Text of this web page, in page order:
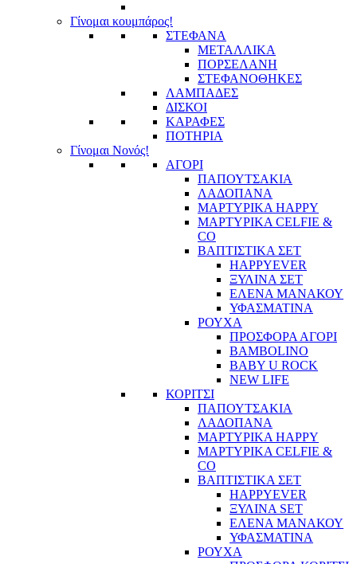
Γίνομαι κουμπάρος!
ΣΤΕΦΑΝΑ
ΜΕΤΑΛΛΙΚΑ
ΠΟΡΣΕΛΑΝΗ
ΣΤΕΦΑΝΟΘΗΚΕΣ
ΛΑΜΠΑΔΕΣ
ΔΙΣΚΟΙ
ΚΑΡΑΦΕΣ
ΠΟΤΗΡΙΑ
Γίνομαι Νονός!
ΑΓΟΡΙ
ΠΑΠΟΥΤΣΑΚΙΑ
ΛΑΔΟΠΑΝΑ
ΜΑΡΤΥΡΙΚΑ HAPPY
ΜΑΡΤΥΡΙΚΑ CELFIE &
CO
ΒΑΠΤΙΣΤΙΚΑ ΣΕΤ
HAPPYEVER
ΞΥΛΙΝΑ ΣΕΤ
ΕΛΕΝΑ ΜΑΝΑΚΟΥ
ΥΦΑΣΜΑΤΙΝΑ
ΡΟΥΧΑ
ΠΡΟΣΦΟΡΑ ΑΓΟΡΙ
BAMBOLINO
BABY U ROCK
NEW LIFE
ΚΟΡΙΤΣΙ
ΠΑΠΟΥΤΣΑΚΙΑ
ΛΑΔΟΠΑΝΑ
ΜΑΡΤΥΡΙΚΑ HAPPY
ΜΑΡΤΥΡΙΚΑ CELFIE &
CO
ΒΑΠΤΙΣΤΙΚΑ ΣΕΤ
HAPPYEVER
ΞΥΛΙΝΑ SET
ΕΛΕΝΑ ΜΑΝΑΚΟΥ
ΥΦΑΣΜΑΤΙΝΑ
ΡΟΥΧΑ